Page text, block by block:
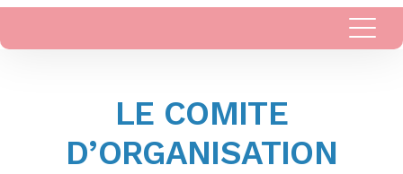
LE COMITE
D’ORGANISATION